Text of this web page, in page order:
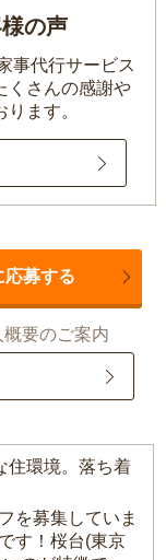
の声
事代行サービス
くさんの感謝や
ます。
応募する
要のご案内
住環境。落ち着
を募集していま
す！桜台(東京